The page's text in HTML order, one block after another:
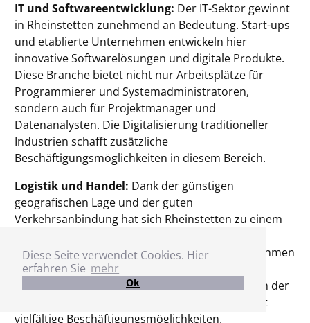
Diese Seite verwendet Cookies. Hier
erfahren Sie mehr
Ok
IT und Softwareentwicklung: Der IT-Sektor gewinnt
in Rheinstetten zunehmend an Bedeutung. Start-ups
und etablierte Unternehmen entwickeln hier
innovative Softwarelösungen und digitale Produkte.
Diese Branche bietet nicht nur Arbeitsplätze für
Programmierer und Systemadministratoren,
sondern auch für Projektmanager und
Datenanalysten. Die Digitalisierung traditioneller
Industrien schafft zusätzliche
Beschäftigungsmöglichkeiten in diesem Bereich.
Logistik und Handel: Dank der günstigen
geografischen Lage und der guten
Verkehrsanbindung hat sich Rheinstetten zu einem
Distributionszentren und E-Commerce-Unternehmen
schaffen hier Arbeitsplätze in den Bereichen
Lagerhaltung, Versand und Kundenservice. Auch der
Einzelhandel spielt eine wichtige Rolle und bietet
vielfältige Beschäftigungsmöglichkeiten.